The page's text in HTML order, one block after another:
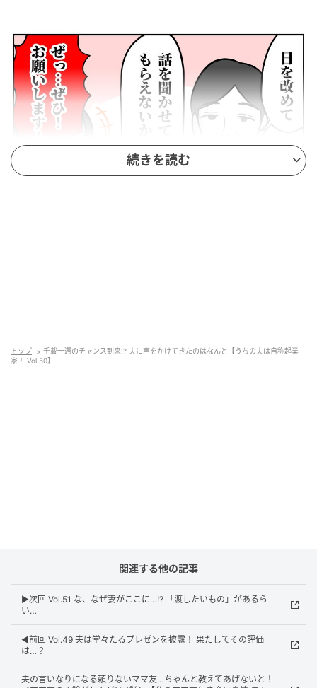
続きを読む
トップ
千載一遇のチャンス到来!? 夫に声をかけてきたのはなんと【うちの夫は自称起業
家！ Vol.50】
関連する他の記事
▶︎次回 Vol.51 な、なぜ妻がここに…!? 「渡したいもの」があるら
い…
◀︎前回 Vol.49 夫は堂々たるプレゼンを披露！ 果たしてその評価
は…？
夫の言いなりになる頼りないママ友…ちゃんと教えてあげないと！